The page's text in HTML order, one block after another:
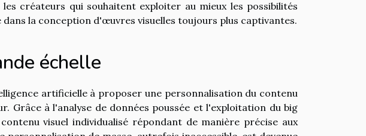
créateurs qui souhaitent exploiter au mieux les possibilités
la conception d'œuvres visuelles toujours plus captivantes.
échelle
artificielle à proposer une personnalisation du contenu
Grâce à l'analyse de données poussée et l'exploitation du big
visuel individualisé répondant de manière précise aux